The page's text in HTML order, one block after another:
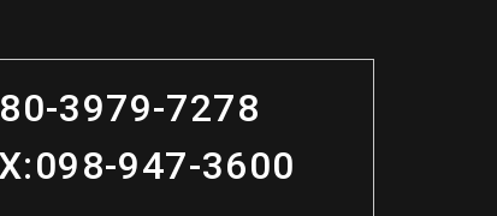
3979-7278
098-947-3600